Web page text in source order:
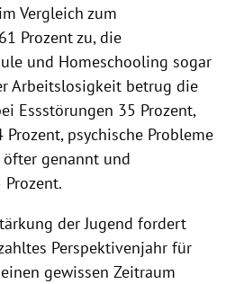
Vergleich zum
Prozent zu, die
und Homeschooling sogar
Arbeitslosigkeit betrug die
Essstörungen 35 Prozent,
psychische Probleme
genannt und
der Jugend fordert
Perspektivenjahr für
gewissen Zeitraum